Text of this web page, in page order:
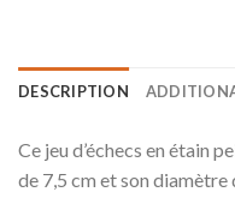
DESCRIPTION
Ce jeu d’échecs en étain
de 7,5 cm et son diamètre